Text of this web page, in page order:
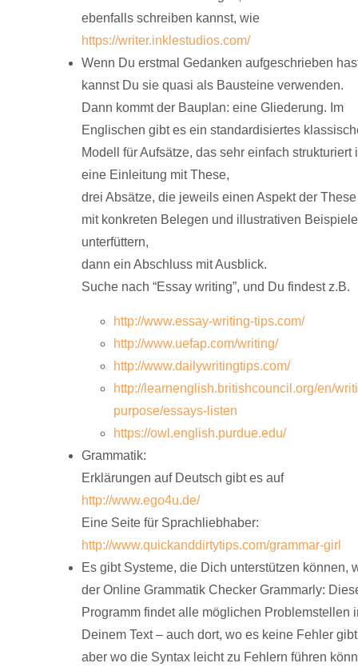
ebenfalls schreiben kannst, wie
https://writer.inklestudios.com/
Wenn Du erstmal Gedanken aufgeschrieben
kannst Du sie quasi als Bausteine verwenden.
Dann kommt der Bauplan: eine Gliederung. Im
Englischen gibt es ein standardisiertes
Modell für Aufsätze, das sehr einfach strukturiert
eine Einleitung mit These,
drei Absätze, die jeweils einen Aspekt der These
mit konkreten Belegen und illustrativen
unterfüttern,
dann ein Abschluss mit Ausblick.
Suche nach “Essay writing”, und Du findest z.B.
http://www.essay-writing-tips.com/
http://www.uefap.com/writing/
http://www.dailywritingtips.com/
http://learnenglish.britishcouncil.org/en/
purpose/essays-listen
https://owl.english.purdue.edu/
Grammatik:
Erklärungen auf Deutsch gibt es auf
http://www.ego4u.de/
Eine Seite für Sprachliebhaber:
http://www.quickanddirtytips.com/grammar-girl
Es gibt Systeme, die Dich unterstützen können,
der Online Grammatik Checker Grammarly:
Programm findet alle möglichen Problemstellen
Deinem Text – auch dort, wo es keine Fehler
aber wo die Syntax leicht zu Fehlern führen